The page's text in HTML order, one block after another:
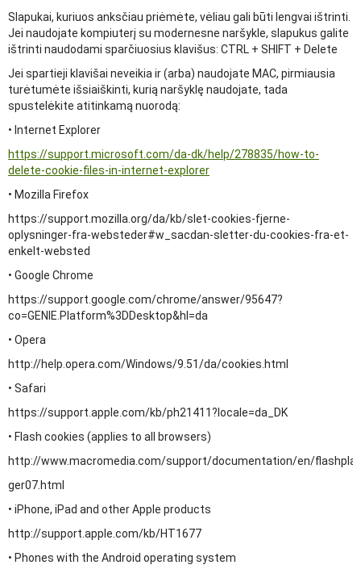
Slapukai, kuriuos anksčiau priėmėte, vėliau gali būti lengvai ištrinti.
Jei naudojate kompiuterį su modernesne naršykle, slapukus galite
ištrinti naudodami sparčiuosius klavišus: CTRL + SHIFT + Delete
Jei spartieji klavišai neveikia ir (arba) naudojate MAC, pirmiausia
turėtumėte išsiaiškinti, kurią naršyklę naudojate, tada
spustelėkite atitinkamą nuorodą:
• Internet Explorer
https://support.microsoft.com/da-dk/help/278835/how-to-
delete-cookie-files-in-internet-explorer
• Mozilla Firefox
https://support.mozilla.org/da/kb/slet-cookies-fjerne-
oplysninger-fra-websteder#w_sacdan-sletter-du-cookies-fra-et-
enkelt-websted
• Google Chrome
https://support.google.com/chrome/answer/95647?
co=GENIE.Platform%3DDesktop&hl=da
• Opera
http://help.opera.com/Windows/9.51/da/cookies.html
• Safari
https://support.apple.com/kb/ph21411?locale=da_DK
• Flash cookies (applies to all browsers)
http://www.macromedia.com/support/documentation/en/
ger07.html
• iPhone, iPad and other Apple products
http://support.apple.com/kb/HT1677
• Phones with the Android operating system